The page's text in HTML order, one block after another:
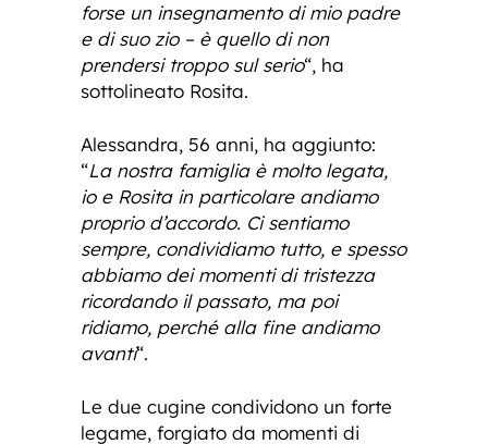
forse un insegnamento di mio padre
e di suo zio – è quello di non
prendersi troppo sul serio“, ha
sottolineato Rosita.
Alessandra, 56 anni, ha aggiunto:
“La nostra famiglia è molto legata,
io e Rosita in particolare andiamo
proprio d’accordo. Ci sentiamo
sempre, condividiamo tutto, e spesso
abbiamo dei momenti di tristezza
ricordando il passato, ma poi
ridiamo, perché alla fine andiamo
avanti“.
Le due cugine condividono un forte
legame, forgiato da momenti di